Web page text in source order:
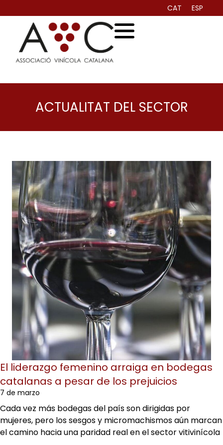
CAT ESP
ACTUALITAT DEL SECTOR
El liderazgo femenino arraiga en bodegas
catalanas a pesar de los prejuicios
7 de marzo
Cada vez más bodegas del país son dirigidas por
mujeres, pero los sesgos y micromachismos aún marcan
el camino hacia una paridad real en el sector vitivinícola